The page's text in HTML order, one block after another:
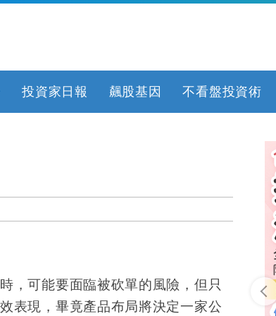
投資家日報 飆股基因 不看盤投資術
，可能要面臨被砍單的風險，但只
表現，畢竟產品布局將決定一家公